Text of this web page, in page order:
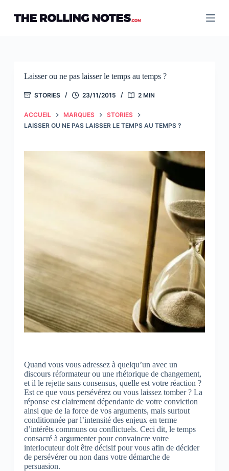
contenu
Laisser ou ne pas laisser le temps au temps ?
STORIES 23/11/2015 2 MIN
ACCUEIL MARQUES
STORIES
LAISSER OU NE PAS LAISSER LE TEMPS AU TEMPS ?
Quand vous vous adressez à quelqu’un avec un
discours réformateur ou une rhétorique de changement,
et il le rejette sans consensus, quelle est votre réaction ?
Est ce que vous persévérez ou vous laissez tomber ? La
réponse est clairement dépendante de votre conviction
ainsi que de la force de vos arguments, mais surtout
conditionnée par l’intensité des enjeux en terme
d’intérêts communs ou conflictuels. Ceci dit, le temps
consacré à argumenter pour convaincre votre
interlocuteur doit être décisif pour vous afin de décider
de persévérer ou non dans votre démarche de
persuasion.